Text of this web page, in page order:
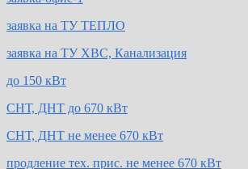
заявка на ТУ ТЕПЛО
заявка на ТУ ХВС, Канализация
до 150 кВт
СНТ, ДНТ до 670 кВт
СНТ, ДНТ не менее 670 кВт
продление тех. прис. не менее 670 кВт